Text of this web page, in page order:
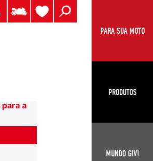
PARA SUA MOTO
PRODUTOS
MUNDO GIVI
a